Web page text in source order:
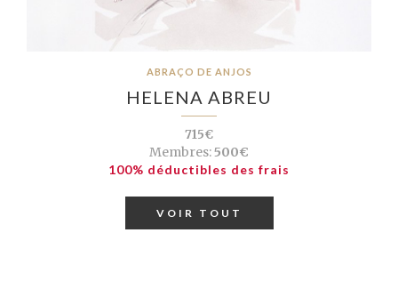
ABRAÇO DE ANJOS
HELENA ABREU
715€
Membres:500€
100% déductibles des frais
VOIR TOUT